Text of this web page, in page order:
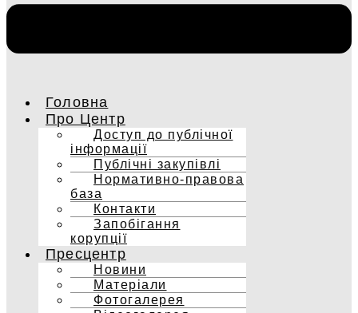
Головна
Про Центр
Доступ до публічної
інформації
Публічні закупівлі
Нормативно-правова
база
Контакти
Запобігання
корупції
Пресцентр
Новини
Матеріали
Фотогалерея